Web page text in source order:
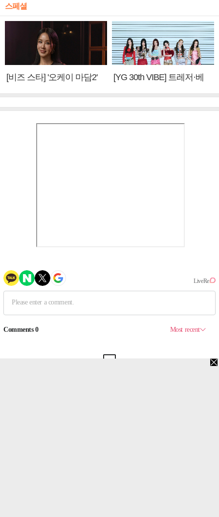
스페셜
[비즈 스타] '오케이 마담2'
[YG 30th VIBE] 트레저·베